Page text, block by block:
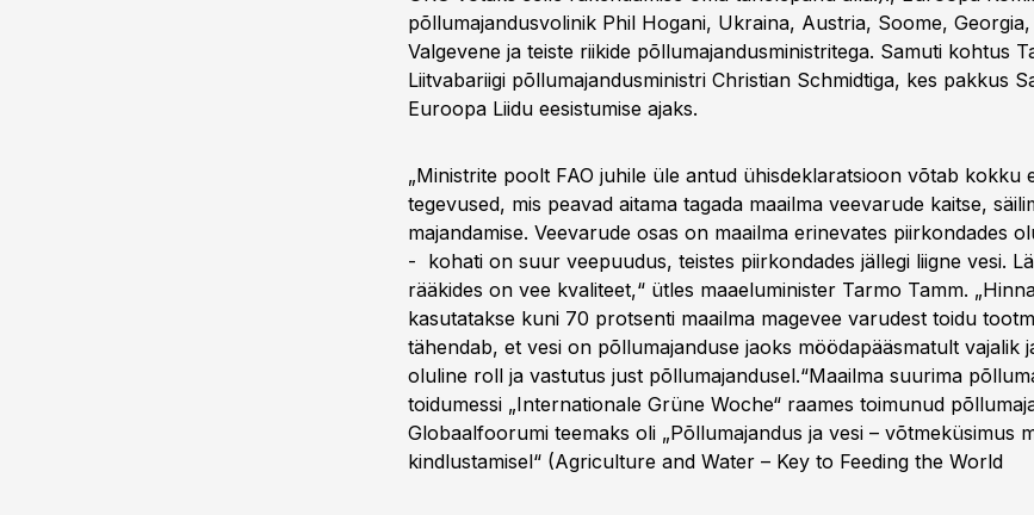
põllumajandusvolinik Phil Hogani, Ukraina, Austria, Soome,
Valgevene ja teiste riikide põllumajandusministritega. Samuti kohtus
Liitvabariigi põllumajandusministri Christian Schmidtiga, kes pakkus
Euroopa Liidu eesistumise ajaks.
„Ministrite poolt FAO juhile üle antud ühisdeklaratsioon võtab kokku
tegevused, mis peavad aitama tagada maailma veevarude kaitse,
majandamise. Veevarude osas on maailma erinevates piirkondades
- kohati on suur veepuudus, teistes piirkondades jällegi liigne vesi.
rääkides on vee kvaliteet,“ ütles maaeluminister Tarmo Tamm.
kasutatakse kuni 70 protsenti maailma magevee varudest toidu
tähendab, et vesi on põllumajanduse jaoks möödapääsmatult vajalik
oluline roll ja vastutus just põllumajandusel.“Maailma suurima
toidumessi „Internationale Grüne Woche“ raames toimunud
Globaalfoorumi teemaks oli „Põllumajandus ja vesi – võtmeküsimus
kindlustamisel“ (Agriculture and Water – Key to Feeding the World